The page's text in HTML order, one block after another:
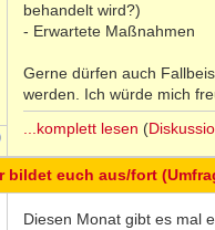
behandelt wird?)
- Erwartete Maßnahmen
Gerne dürfen auch
werden. Ich würde mich
...komplett lesen (
bildet euch aus/fort
Diesen Monat gibt es mal